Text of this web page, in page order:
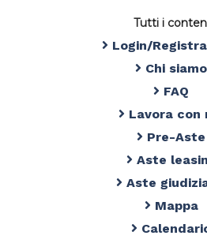
Tutti i
Login/
Chi
FAQ
Lavora con
Pre-
Aste
Aste
Mappa